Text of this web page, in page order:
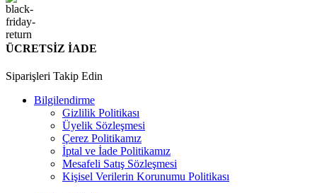
ÜCRETSİZ İADE
Siparişleri Takip Edin
Bilgilendirme
Gizlilik Politikası
Üyelik Sözleşmesi
Çerez Politikamız
İptal ve İade Politikamız
Mesafeli Satış Sözleşmesi
Kişisel Verilerin Korunumu Politikası